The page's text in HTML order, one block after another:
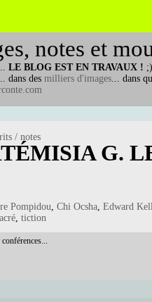
notes et
LE BLOG EST EN TRAVAUX ! ;)
dans des milliers d'images... dans
/ notes
G.
Pompidou, Chi Ocsha, Edward
, tiction